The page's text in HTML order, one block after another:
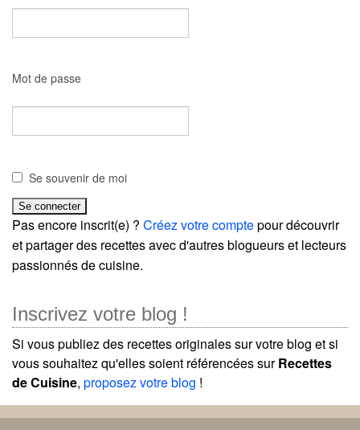
Mot de passe
Se souvenir de moi
Pas encore inscrit(e) ? Créez votre comptepour découvrir
et partager des recettes avec d'autres blogueurs et lecteurs
passionnés de cuisine.
Inscrivez votre blog !
Si vous publiez des recettes originales sur votre blog et si
vous souhaitez qu'elles soient référencées surRecettes
de Cuisine, proposez votre blog !